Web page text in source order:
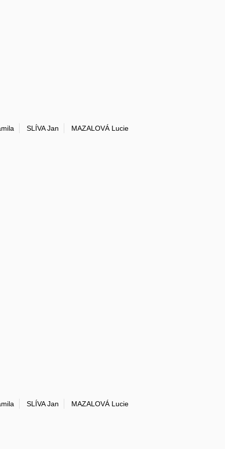
SLÍVA Jan MAZALOVÁ Lucie
SLÍVA Jan MAZALOVÁ Lucie